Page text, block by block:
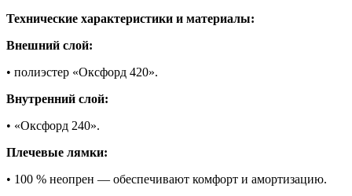
Технические характеристики и материалы:
Внешний слой:
• полиэстер «Оксфорд 420».
Внутренний слой:
• «Оксфорд 240».
Плечевые лямки:
• 100 % неопрен — обеспечивают комфорт и амортизацию.